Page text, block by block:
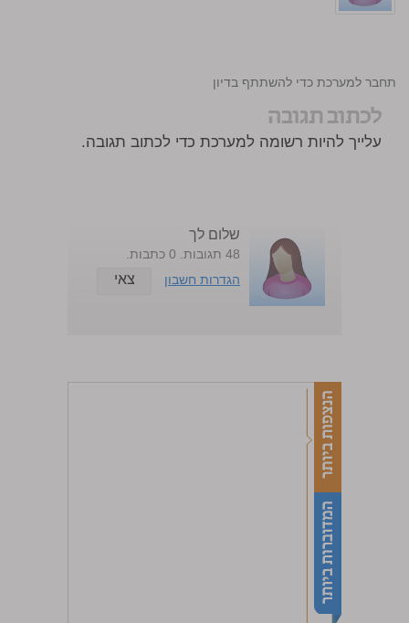
התחבר למערכת כדי להשתתף בדיון
לכתוב תגובה
עלייך להיות רשומה למערכת כדי לכתוב תגובה.
שלום לך
48 תגובות. 0 כתבות.
הגדרות חשבון
צאי